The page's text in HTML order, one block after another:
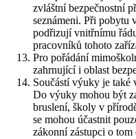
zvláštní bezpečnostní
seznámeni. Při pobytu
podřizují vnitřnímu
pracovníků tohoto
Pro pořádání
zahrnující i oblast
Součástí výuky je také
Do výuky mohou být
bruslení, školy v
se mohou účastnit
zákonní zástupci o